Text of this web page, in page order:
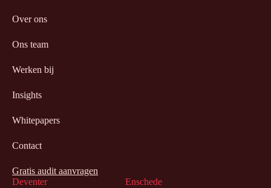
Deventer
Enschede
Over ons
Ons team
Werken bij
Insights
Whitepapers
Contact
Gratis audit aanvragen